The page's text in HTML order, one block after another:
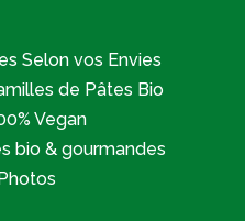
Selon vos Envies
de Pâtes Bio
Vegan
bio & gourmandes